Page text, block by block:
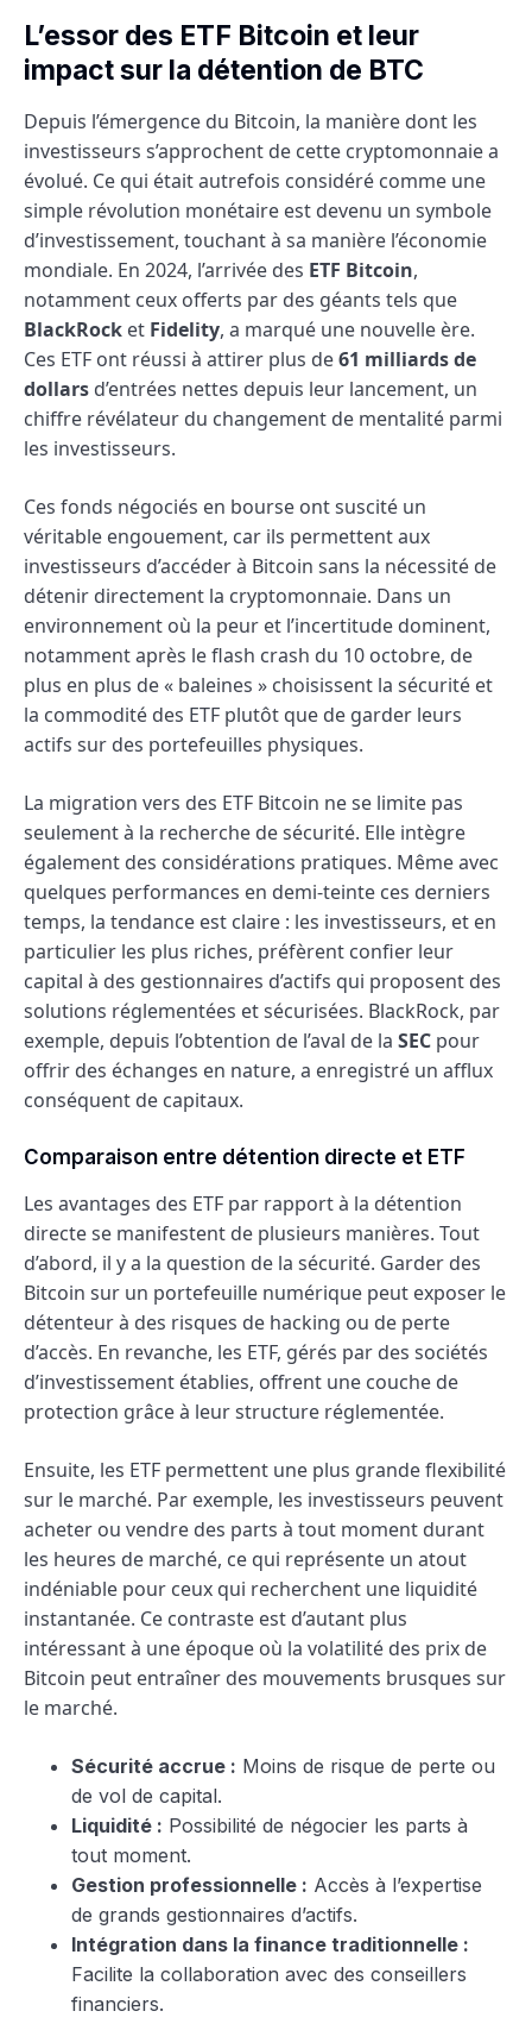
L’essor des ETF Bitcoin et leur
impact sur la détention de BTC
Depuis l’émergence du Bitcoin, la manière dont les
investisseurs s’approchent de cette cryptomonnaie a
évolué. Ce qui était autrefois considéré comme une
simple révolution monétaire est devenu un symbole
d’investissement, touchant à sa manière l’économie
mondiale. En 2024, l’arrivée des ETF Bitcoin,
notamment ceux offerts par des géants tels que
BlackRock et Fidelity, a marqué une nouvelle ère.
Ces ETF ont réussi à attirer plus de61 milliards de
dollars d’entrées nettes depuis leur lancement, un
chiffre révélateur du changement de mentalité parmi
les investisseurs.
Ces fonds négociés en bourse ont suscité un
véritable engouement, car ils permettent aux
investisseurs d’accéder à Bitcoin sans la nécessité de
détenir directement la cryptomonnaie. Dans un
environnement où la peur et l’incertitude dominent,
notamment après le flash crash du 10 octobre, de
plus en plus de « baleines » choisissent la sécurité et
la commodité des ETF plutôt que de garder leurs
actifs sur des portefeuilles physiques.
La migration vers des ETF Bitcoin ne se limite pas
seulement à la recherche de sécurité. Elle intègre
également des considérations pratiques. Même avec
quelques performances en demi-teinte ces derniers
temps, la tendance est claire : les investisseurs, et en
particulier les plus riches, préfèrent confier leur
capital à des gestionnaires d’actifs qui proposent des
solutions réglementées et sécurisées. BlackRock, par
exemple, depuis l’obtention de l’aval de la SEC pour
offrir des échanges en nature, a enregistré un afflux
conséquent de capitaux.
Comparaison entre détention directe et ETF
Les avantages des ETF par rapport à la détention
directe se manifestent de plusieurs manières. Tout
d’abord, il y a la question de la sécurité. Garder des
Bitcoin sur un portefeuille numérique peut exposer le
détenteur à des risques de hacking ou de perte
d’accès. En revanche, les ETF, gérés par des sociétés
d’investissement établies, offrent une couche de
protection grâce à leur structure réglementée.
Ensuite, les ETF permettent une plus grande flexibilité
sur le marché. Par exemple, les investisseurs peuvent
acheter ou vendre des parts à tout moment durant
les heures de marché, ce qui représente un atout
indéniable pour ceux qui recherchent une liquidité
instantanée. Ce contraste est d’autant plus
intéressant à une époque où la volatilité des prix de
Bitcoin peut entraîner des mouvements brusques sur
le marché.
Sécurité accrue : Moins de risque de perte ou
de vol de capital.
Liquidité : Possibilité de négocier les parts à
tout moment.
Gestion professionnelle : Accès à l’expertise
de grands gestionnaires d’actifs.
Intégration dans la finance traditionnelle :
Facilite la collaboration avec des conseillers
financiers.